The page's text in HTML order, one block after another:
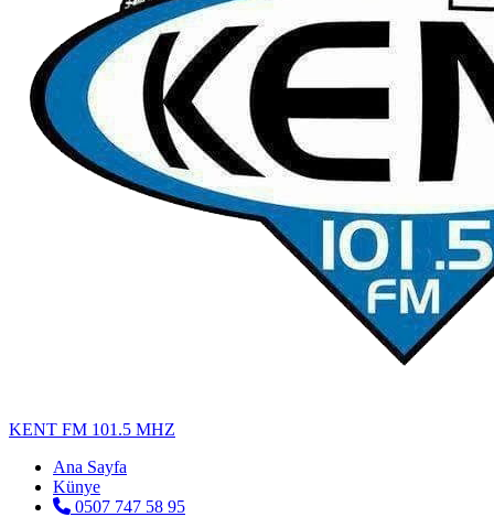
KENT FM 101.5 MHZ
Ana Sayfa
Künye
0507 747 58 95